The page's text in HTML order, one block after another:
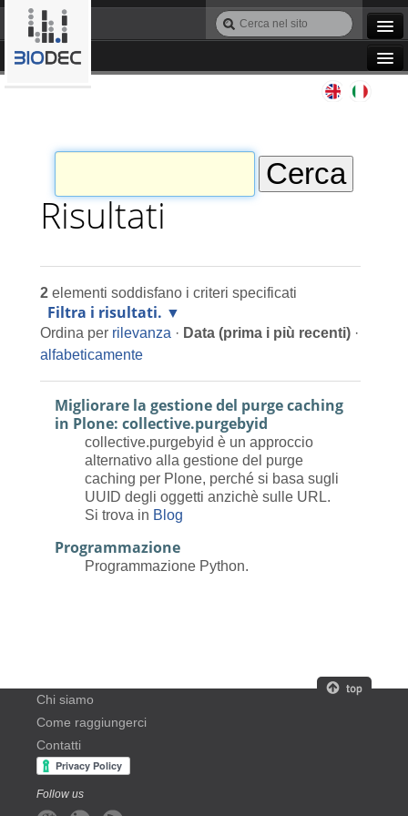
Cerca
nel
Ricerca
Automazione
Bioinformatica
Progettazione
Programmazione
Risultati
2 elementi soddisfano i criteri specificati
Filtra i risultati.
Ordina per rilevanza · Data (prima i più recenti) ·
alfabeticamente
Migliorare la gestione del purge caching
in Plone: collective.purgebyid
collective.purgebyid è un approccio
alternativo alla gestione del purge
caching per Plone, perché si basa sugli
UUID degli oggetti anzichè sulle URL.
Si trova in Blog
Programmazione
Programmazione Python.
Chi siamo
Come raggiungerci
Contatti
Follow us